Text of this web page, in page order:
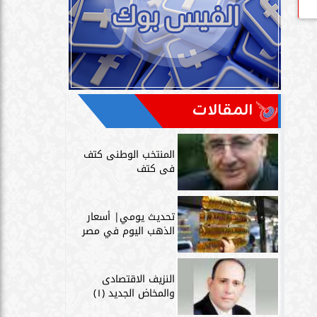
المقالات
المنتخب الوطنى كتف
فى كتف
تحديث يومي| أسعار
الذهب اليوم في مصر
النزيف الاقتصادى
والمخاض الجديد (١)